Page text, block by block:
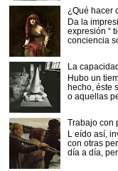
¿Qué hacer
Da la
expresión “
conciencia
La
Hubo un
hecho, éste
o aquellas
Trabajo con
L eído así,
con otras
día a día,